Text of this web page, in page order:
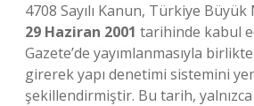
4708 Sayılı Kanun, Türkiye Büyük
29 Haziran 2001 tarihinde kabul
Gazete’de yayımlanmasıyla
girerek yapı denetimi sistemini
şekillendirmiştir. Bu tarih,